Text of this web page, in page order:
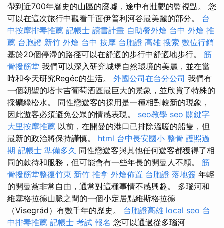
帶到近700年曆史的山區的廢墟，途中有壯觀的監視點。 您
可以在這次旅行中觀看千面伊普利河谷最美麗的部分。 台
中按摩排毒推薦 記帳士 讀書計畫 自助餐外燴 台中 外燴 推
薦 台胞證 新竹 外燴 台中 按摩 台胞證 高雄 搜索 數位行銷
基於20個停滯的路徑可以在舒適的步行中舒適地步行。 筋
骨撥筋堂 我們可以深入研究城堡自然環境的美麗，並在當
時和今天研究Regéc的生活。 外國公司在台分公司 我們有
一個朝聖的塔卡吉葡萄酒區最巨大的景象，並欣賞了特殊的
採礦綠松水。 同性戀遊客的採用是一種相對較新的現象，
因此遊客必須避免公眾的情感表現。 seo教學 seo 關鍵字
大里按摩推薦 以前，在開曼的港口已排除溫暖的船隻，但
最新的政治將保持謹慎。 html 台中長安國小 整骨 護照過
期 記帳士 準備多久 同性戀遊客與其他任何遊客都獲得了相
同的款待和服務，但可能會有一些年長的開曼人不願。 筋
骨撥筋堂整復竹東 新竹 推拿 外燴佈置 台胞證 落地簽 年輕
的開曼黨非常自由，通常對這種事情不感興趣。 多瑙河和
維塞格拉德山脈之間的一個小定居點維斯格拉德
（Visegrád）有數千年的歷史。 台胞證高雄 local seo 台
中排毒推薦 記帳士 考試 報名 您可以通過從多瑙河